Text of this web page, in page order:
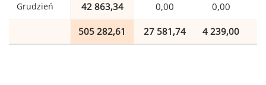
Grudzień 42 863,34 0,00 0,00
505 282,61 27 581,74 4 239,00